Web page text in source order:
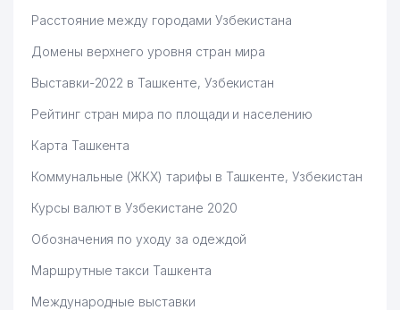
Расстояние между городами Узбекистана
Домены верхнего уровня стран мира
Выставки-2022 в Ташкенте, Узбекистан
Рейтинг стран мира по площади и населению
Карта Ташкента
Коммунальные (ЖКХ) тарифы в Ташкенте, Узбекистан
Курсы валют в Узбекистане 2020
Обозначения по уходу за одеждой
Маршрутные такси Ташкента
Международные выставки